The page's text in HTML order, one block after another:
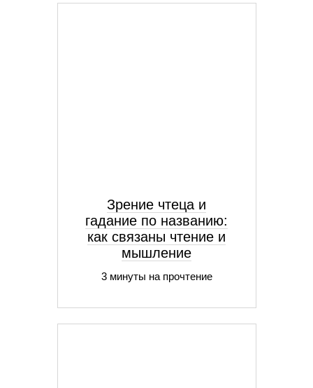
Зрение чтеца и
гадание по названию:
как связаны чтение и
мышление
3 минуты на прочтение